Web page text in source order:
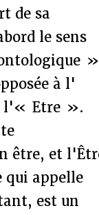
de sa
le sens
à l'
l'« Etre ».
être, et
qui appelle
est un